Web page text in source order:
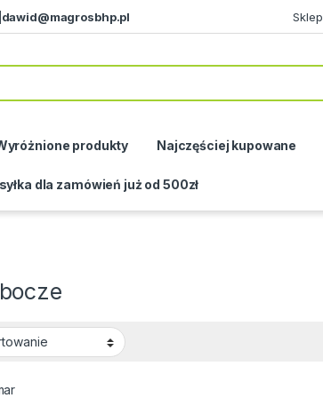
dawid@magrosbhp.pl Sklep
produkty Najczęściej kupowane
dla zamówień już od 500zł